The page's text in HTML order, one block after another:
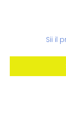
Sii il